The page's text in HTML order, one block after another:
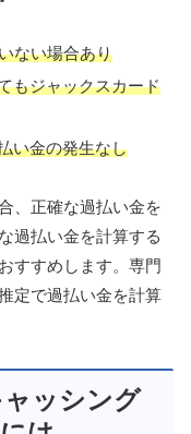
ない場合あり
もジャックスカード
い金の発生なし
、正確な過払い金を
過払い金を計算する
すすめします。専門
定で過払い金を計算
ッシング